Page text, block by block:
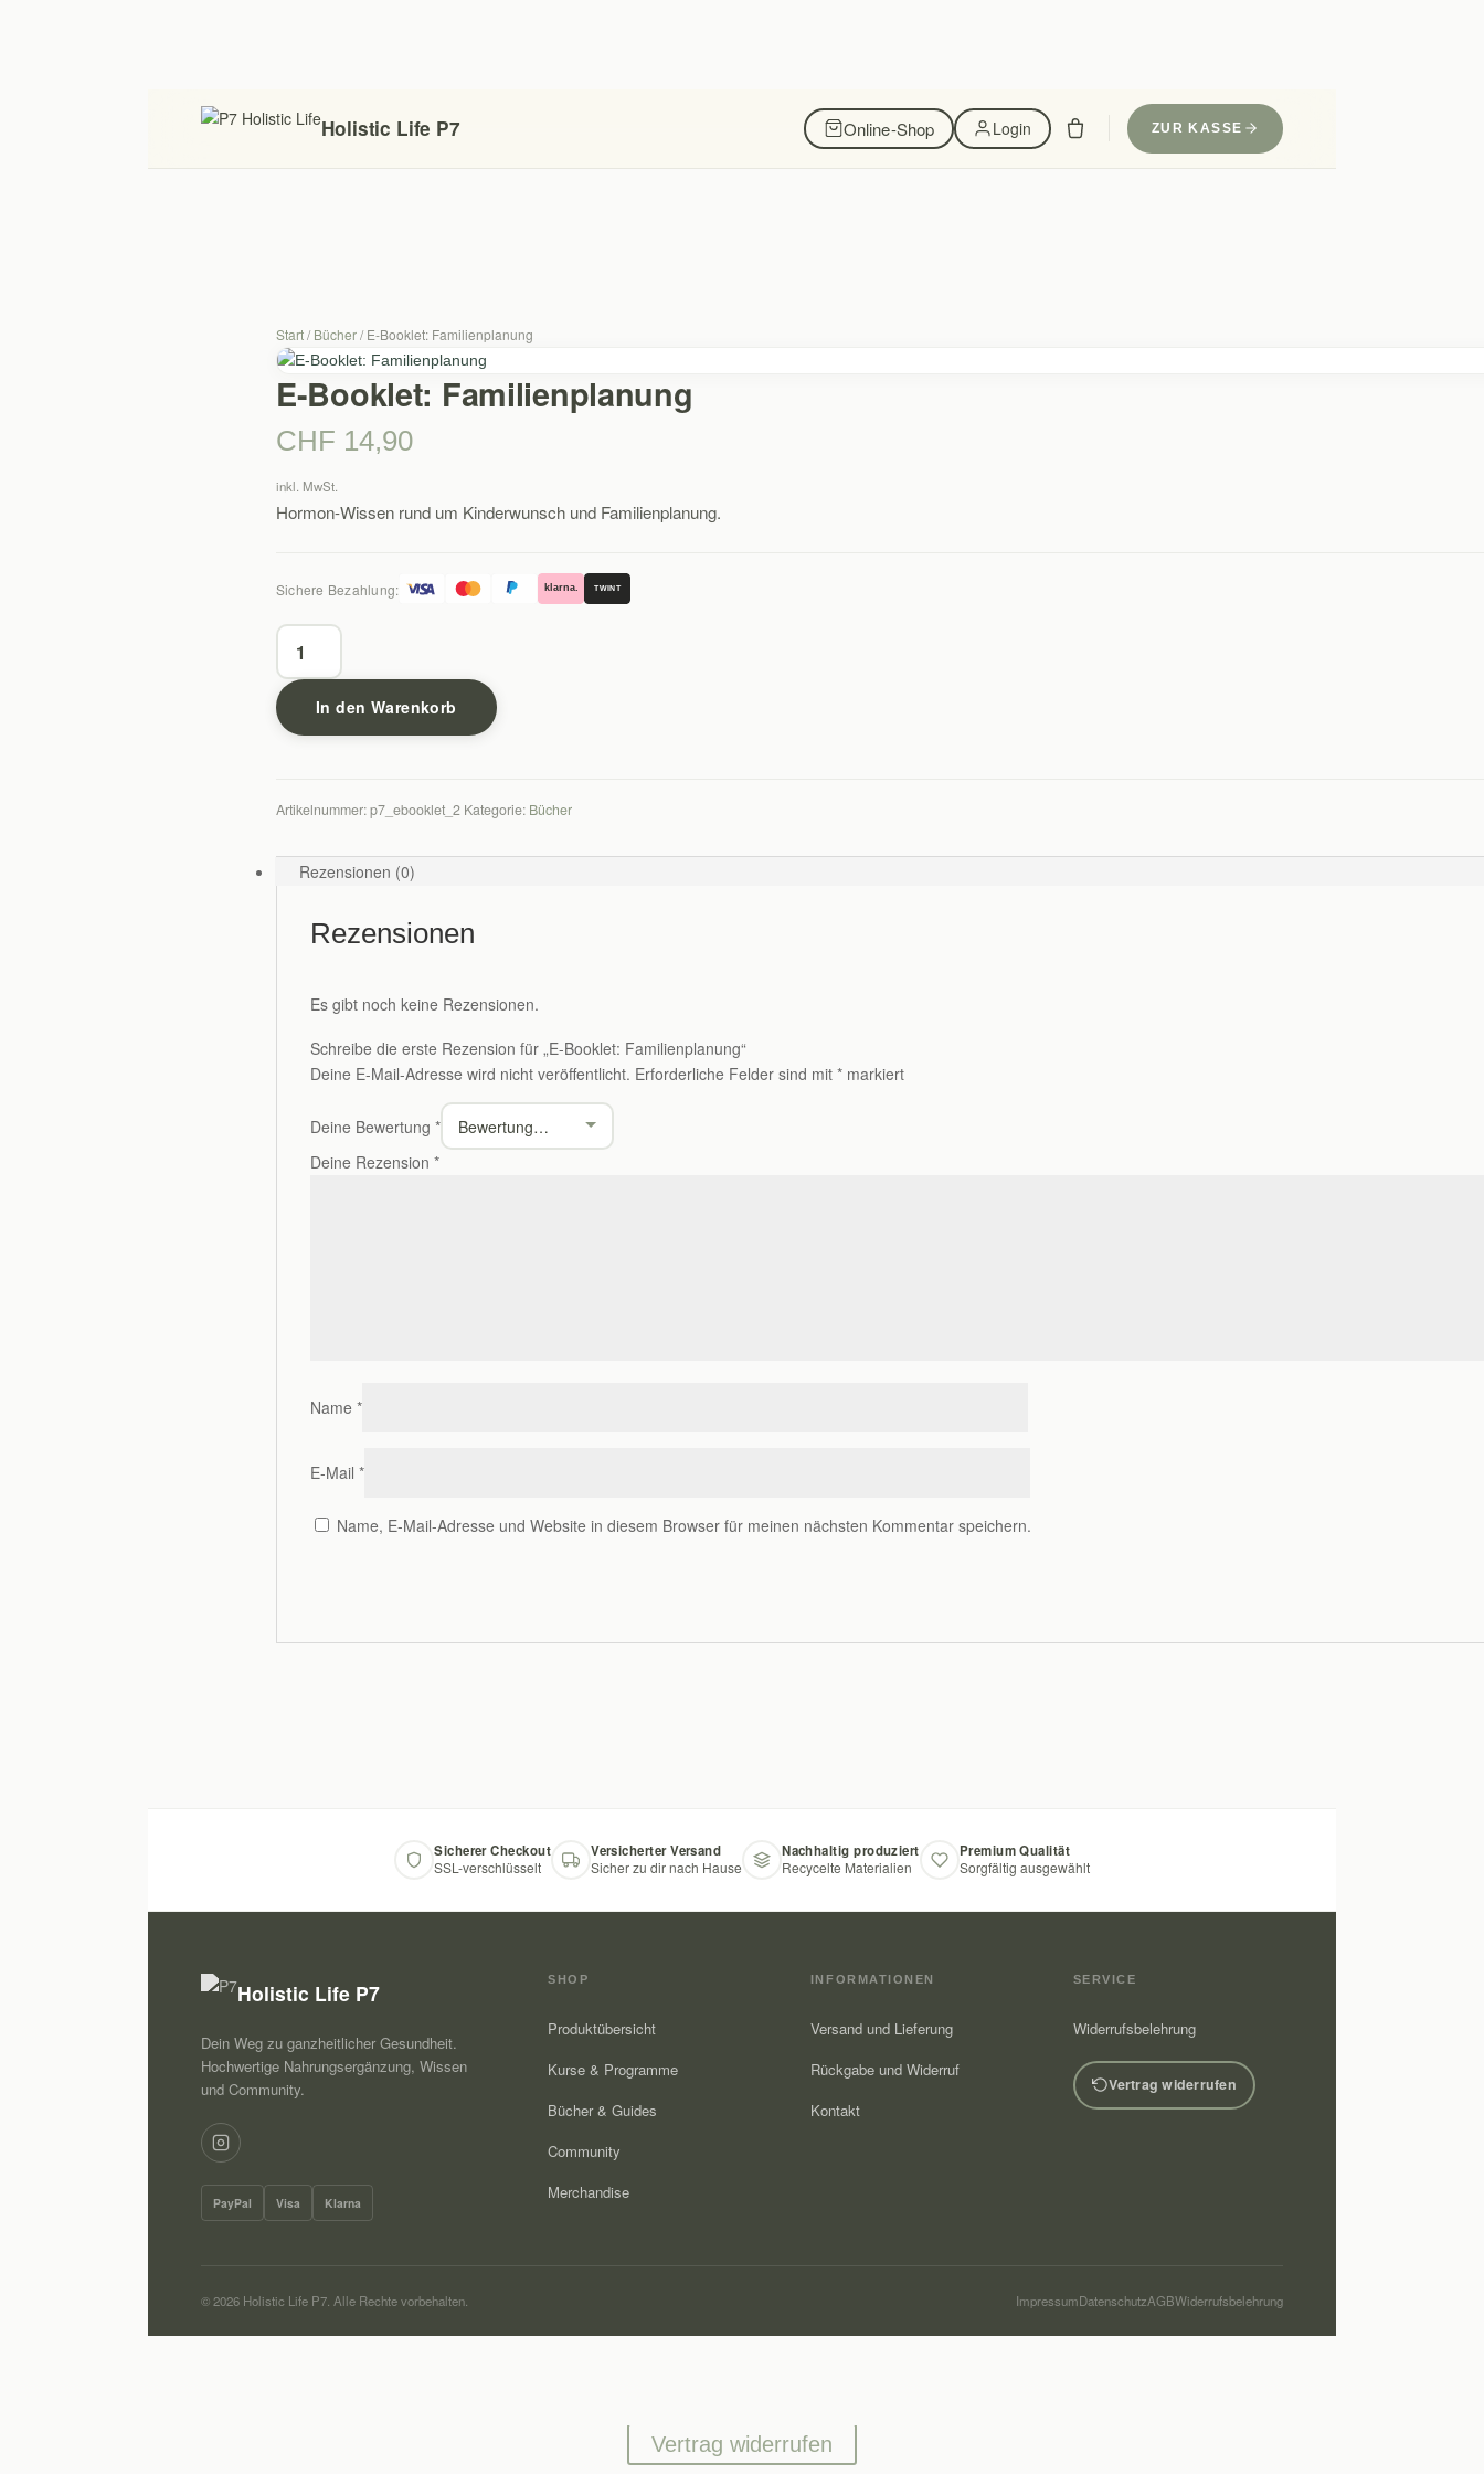
Holistic Life P7 Online-Shop Login ZUR KASSE
Start/Bücher/ E-Booklet: Familienplanung
E-Booklet: Familienplanung
CHF 14,90
inkl. MwSt.
Hormon-Wissen rund um Kinderwunsch und Familienplanung.
Sichere Bezahlung: klarna. TWINT
E-
Booklet:
Familienplanung
MengeIn den Warenkorb
Artikelnummer:p7_ebooklet_2 Kategorie: Bücher
Rezensionen (0)
Rezensionen
Es gibt noch keine Rezensionen.
Schreibe die erste Rezension für „E-Booklet: Familienplanung“
Deine E-Mail-Adresse wird nicht veröffentlicht. Erforderliche Felder sind mit * markiert
Deine Bewertung *
Deine Rezension *
Name *
E-Mail *
Name, E-Mail-Adresse und Website in diesem Browser für meinen nächsten Kommentar speichern.
Sicherer Checkout
SSL-verschlüsselt
Versicherter Versand
Sicher zu dir nach Hause
Nachhaltig produziert
Recycelte Materialien
Premium Qualität
Sorgfältig ausgewählt
Holistic Life P7
Dein Weg zu ganzheitlicher Gesundheit.
Hochwertige Nahrungsergänzung, Wissen
und Community.
PayPal Visa Klarna
SHOP
Produktübersicht
Kurse & Programme
Bücher & Guides
Community
Merchandise
INFORMATIONEN
Versand und Lieferung
Rückgabe und Widerruf
Kontakt
SERVICE
Widerrufsbelehrung
Vertrag widerrufen
© 2026 Holistic Life P7. Alle Rechte vorbehalten. ImpressumDatenschutzAGBWiderrufsbelehrung
Vertrag widerrufen